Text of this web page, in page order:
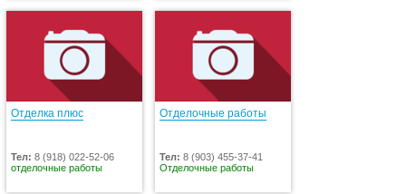
Отделка плюс
Тел: 8 (918) 022-52-06
отделочные работы
Отделочные работы
Тел: 8 (903) 455-37-41
Отделочные работы